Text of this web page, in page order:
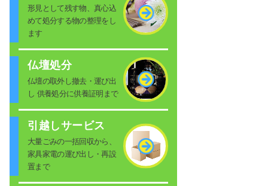
形見として残す物、真心込
めて処分する物の整理をし
ます
仏壇処分
仏壇の取外し撤去・運び出
し 供養処分に供養証明まで
引越しサービス
大量ごみの一括回収から、
家具家電の運び出し・再設
置まで